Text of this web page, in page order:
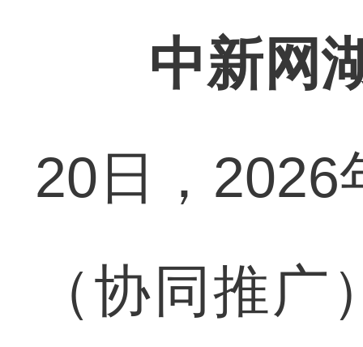
中新网
20日，2026
（协同推